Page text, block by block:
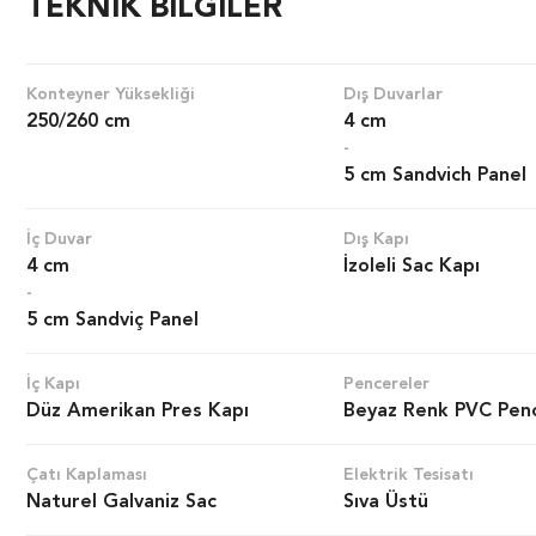
TEKNİK BİLGİLER
Konteyner Yüksekliği
250/260 cm
Dış Duvarlar
4 cm
-
5 cm Sandvich Panel
İç Duvar
4 cm
-
5 cm Sandviç Panel
Dış Kapı
İzoleli Sac Kapı
İç Kapı
Düz Amerikan Pres Kapı
Pencereler
Beyaz Renk PVC
Çatı Kaplaması
Naturel Galvaniz Sac
Elektrik Tesisatı
Sıva Üstü